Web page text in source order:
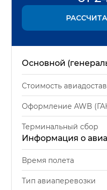
Основной
Стоимость
Оформление AWB
Терминальный сбор
Информация о
Время полета
Тип авиаперевозки